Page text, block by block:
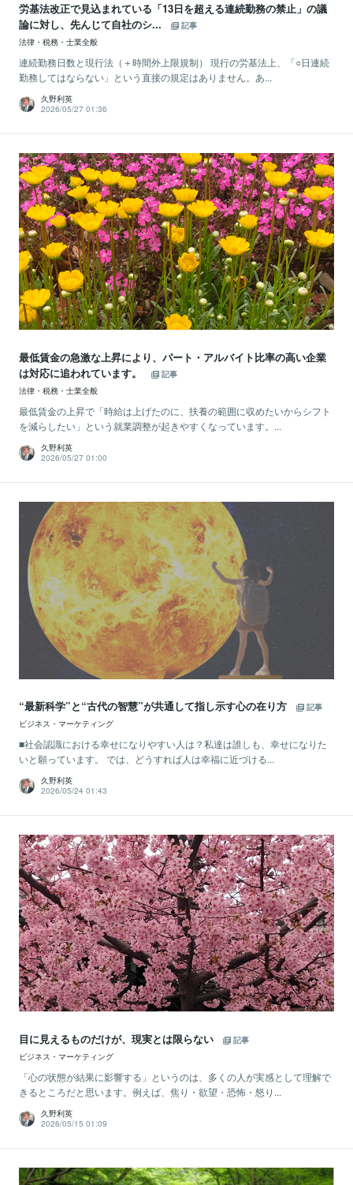
労基法改正で見込まれている「13日を超える連続勤務の禁止」の議
論に対し、先んじて自社のシ...
記事
法律・税務・士業全般
連続勤務日数と現行法（＋時間外上限規制） 現行の労基法上、「○日連続
勤務してはならない」という直接の規定はありません。あ...
久野利英
2026/05/27 01:36
最低賃金の急激な上昇により、パート・アルバイト比率の高い企業
は対応に追われています。
記事
法律・税務・士業全般
最低賃金の上昇で「時給は上げたのに、扶養の範囲に収めたいからシフト
を減らしたい」という就業調整が起きやすくなっています。...
久野利英
2026/05/27 01:00
“最新科学”と“古代の智慧”が共通して指し示す心の在り方
記事
ビジネス・マーケティング
■社会認識における幸せになりやすい人は？私達は誰しも、幸せになりた
いと願っています。 では、どうすれば人は幸福に近づける...
久野利英
2026/05/24 01:43
目に見えるものだけが、現実とは限らない
記事
ビジネス・マーケティング
「心の状態が結果に影響する」というのは、多くの人が実感として理解で
きるところだと思います。例えば、焦り・欲望・恐怖・怒り...
久野利英
2026/05/15 01:09